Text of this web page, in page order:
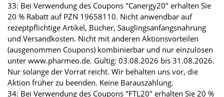
33: Bei Verwendung des Coupons "Canergy20" erhalten Sie
20 % Rabatt auf PZN 19658110. Nicht anwendbar auf
rezeptpflichtige Artikel, Bücher, Säuglingsanfangsnahrung
und Versandkosten. Nicht mit anderen Aktionsvorteilen
(ausgenommen Coupons) kombinierbar und nur einzulösen
unter www.pharmeo.de. Gültig: 03.08.2026 bis 31.08.2026.
Nur solange der Vorrat reicht. Wir behalten uns vor, die
Aktion früher zu beenden. Keine Barauszahlung.
34: Bei Verwendung des Coupons "FTL20" erhalten Sie 20 %